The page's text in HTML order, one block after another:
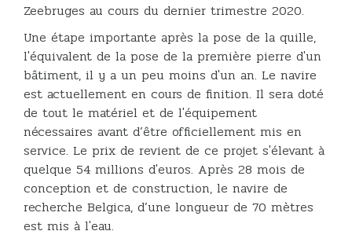
Zeebruges au cours du dernier trimestre 2020.
Une étape importante après la pose de la quille,
l'équivalent de la pose de la première pierre d'un
bâtiment, il y a un peu moins d'un an. Le navire
est actuellement en cours de finition. Il sera doté
de tout le matériel et de l'équipement
nécessaires avant d’être officiellement mis en
service. Le prix de revient de ce projet s'élevant à
quelque 54 millions d'euros. Après 28 mois de
conception et de construction, le navire de
recherche Belgica, d’une longueur de 70 mètres
est mis à l'eau.